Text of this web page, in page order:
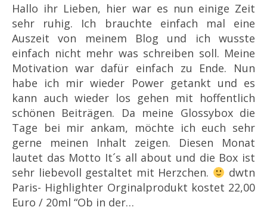
Hallo ihr Lieben, hier war es nun einige Zeit
sehr ruhig. Ich brauchte einfach mal eine
Auszeit von meinem Blog und ich wusste
einfach nicht mehr was schreiben soll. Meine
Motivation war dafür einfach zu Ende. Nun
habe ich mir wieder Power getankt und es
kann auch wieder los gehen mit hoffentlich
schönen Beiträgen. Da meine Glossybox die
Tage bei mir ankam, möchte ich euch sehr
gerne meinen Inhalt zeigen. Diesen Monat
lautet das Motto It´s all about und die Box ist
sehr liebevoll gestaltet mit Herzchen.
dwtn
Paris- Highlighter Orginalprodukt kostet 22,00
Euro / 20ml “Ob in der…